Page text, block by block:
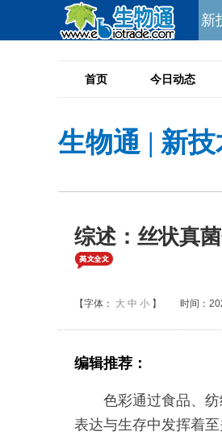
新
首页 今日动态
生物通 | 新
综述：丝状真
【字体： 大 中 小 】 时间：
编辑推荐：
色彩通过食品、纺
表达与生存中发挥着